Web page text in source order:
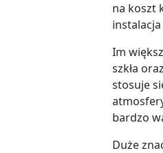
na koszt
Im
szkła
stosuje
bardzo
Duże